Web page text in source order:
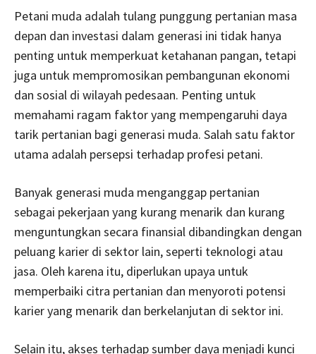
Petani muda adalah tulang punggung pertanian masa
depan dan investasi dalam generasi ini tidak hanya
penting untuk memperkuat ketahanan pangan, tetapi
juga untuk mempromosikan pembangunan ekonomi
dan sosial di wilayah pedesaan. Penting untuk
memahami ragam faktor yang mempengaruhi daya
tarik pertanian bagi generasi muda. Salah satu faktor
utama adalah persepsi terhadap profesi petani.
Banyak generasi muda menganggap pertanian
sebagai pekerjaan yang kurang menarik dan kurang
menguntungkan secara finansial dibandingkan dengan
peluang karier di sektor lain, seperti teknologi atau
jasa. Oleh karena itu, diperlukan upaya untuk
memperbaiki citra pertanian dan menyoroti potensi
karier yang menarik dan berkelanjutan di sektor ini.
Selain itu, akses terhadap sumber daya menjadi kunci